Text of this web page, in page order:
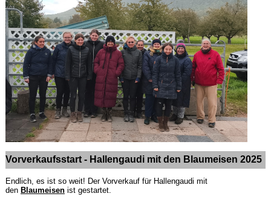
Vorverkaufsstart - Hallengaudi mit den Blaumeisen 2025
Endlich, es ist so weit! Der Vorverkauf für Hallengaudi mit
den Blaumeisen ist gestartet.